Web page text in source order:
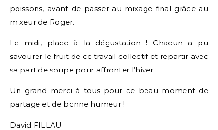
poissons, avant de passer au mixage final grâce au
mixeur de Roger.
Le midi, place à la dégustation ! Chacun a pu
savourer le fruit de ce travail collectif et repartir avec
sa part de soupe pour affronter l’hiver.
Un grand merci à tous pour ce beau moment de
partage et de bonne humeur !
David FILLAU